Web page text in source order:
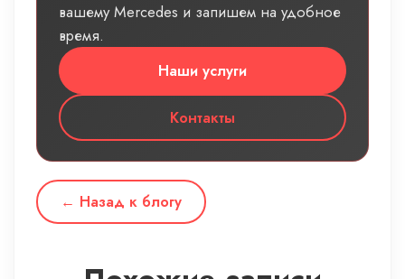
вашему Mercedes и запишем на удобное
время.
Наши услуги
Контакты
← Назад к блогу